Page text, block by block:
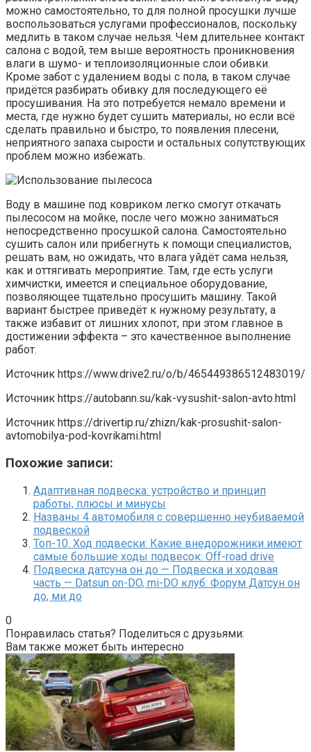
можно самостоятельно, то для полной просушки лучше
воспользоваться услугами профессионалов, поскольку
медлить в таком случае нельзя. Чем длительнее контакт
салона с водой, тем выше вероятность проникновения
влаги в шумо- и теплоизоляционные слои обивки.
Кроме забот с удалением воды с пола, в таком случае
придётся разбирать обивку для последующего её
просушивания. На это потребуется немало времени и
места, где нужно будет сушить материалы, но если всё
сделать правильно и быстро, то появления плесени,
неприятного запаха сырости и остальных сопутствующих
проблем можно избежать.
Воду в машине под ковриком легко смогут откачать
пылесосом на мойке, после чего можно заниматься
непосредственно просушкой салона. Самостоятельно
сушить салон или прибегнуть к помощи специалистов,
решать вам, но ожидать, что влага уйдёт сама нельзя,
как и оттягивать мероприятие. Там, где есть услуги
химчистки, имеется и специальное оборудование,
позволяющее тщательно просушить машину. Такой
вариант быстрее приведёт к нужному результату, а
также избавит от лишних хлопот, при этом главное в
достижении эффекта – это качественное выполнение
работ.
Источник https://www.drive2.ru/o/b/465449386512483019/
Источник https://autobann.su/kak-vysushit-salon-avto.html
Источник https://drivertip.ru/zhizn/kak-prosushit-salon-
avtomobilya-pod-kovrikami.html
Похожие записи:
Адаптивная подвеска: устройство и принцип
работы, плюсы и минусы
Названы 4 автомобиля с совершенно неубиваемой
подвеской
Топ-10. Ход подвески: Какие внедорожники имеют
самые большие ходы подвесок: Off-road drive
Подвеска датсуна он до — Подвеска и ходовая
часть — Datsun on-DO, mi-DO клуб: Форум Датсун он
до, ми до
0
Понравилась статья? Поделиться с друзьями:
Вам также может быть интересно